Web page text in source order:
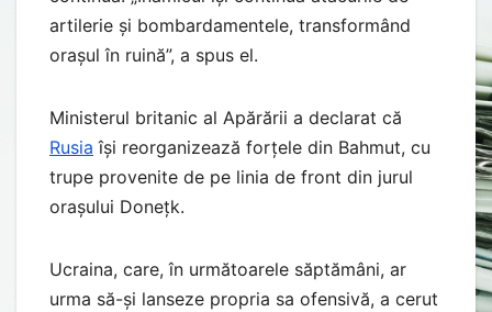
artilerie și bombardamentele, transformând
orașul în ruină”, a spus el.
Ministerul britanic al Apărării a declarat că
Rusia își reorganizează forțele din Bahmut, cu
trupe provenite de pe linia de front din jurul
orașului Donețk.
Ucraina, care, în următoarele săptămâni, ar
urma să-și lanseze propria sa ofensivă, a cerut